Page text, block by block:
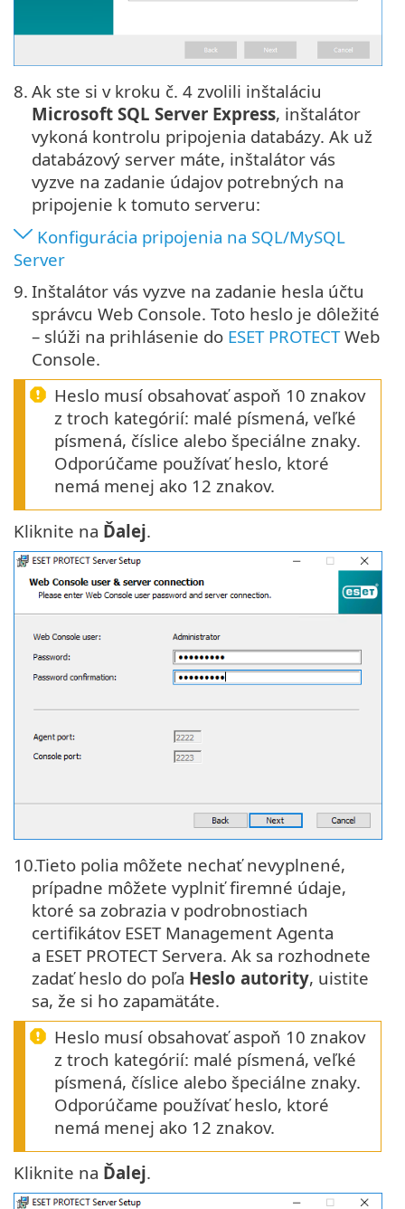
8. Ak ste si v kroku č. 4 zvolili inštaláciu
Microsoft SQL Server Express, inštalátor
vykoná kontrolu pripojenia databázy. Ak už
databázový server máte, inštalátor vás
vyzve na zadanie údajov potrebných na
pripojenie k tomuto serveru:
Konfigurácia pripojenia na SQL/MySQL
Server
9. Inštalátor vás vyzve na zadanie hesla účtu
správcu Web Console. Toto heslo je dôležité
– slúži na prihlásenie do ESET PROTECTWeb
Console.
Heslo musí obsahovať aspoň 10 znakov
z troch kategórií: malé písmená, veľké
písmená, číslice alebo špeciálne znaky.
Odporúčame používať heslo, ktoré
nemá menej ako 12 znakov.
Kliknite na Ďalej.
10.Tieto polia môžete nechať nevyplnené,
prípadne môžete vyplniť firemné údaje,
ktoré sa zobrazia v podrobnostiach
certifikátov ESET Management Agenta
a ESET PROTECT Servera. Ak sa rozhodnete
zadať heslo do poľa Heslo autority, uistite
sa, že si ho zapamätáte.
Heslo musí obsahovať aspoň 10 znakov
z troch kategórií: malé písmená, veľké
písmená, číslice alebo špeciálne znaky.
Odporúčame používať heslo, ktoré
nemá menej ako 12 znakov.
Kliknite na Ďalej.